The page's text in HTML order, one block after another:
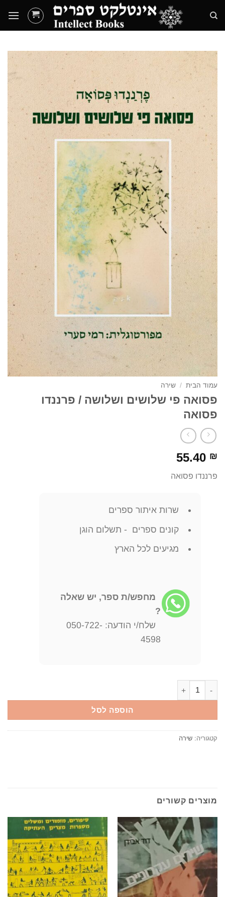
content
עמוד הבית / שירה
פסואה פי שלושים ושלושה / פרננדו
פסואה
55.40 ₪
פרננדו פסואה
שרות איתור ספרים
קונים ספרים - תשלום הוגן
מגיעים לכל הארץ
מחפש/ת ספר, יש שאלה
?
שלח/י הודעה: 050-722-
4598
כמות של פסואה פי שלושים ושלושה / פרננדו פסואה
הוספה לסל
קטגוריה: שירה
מוצרים קשורים